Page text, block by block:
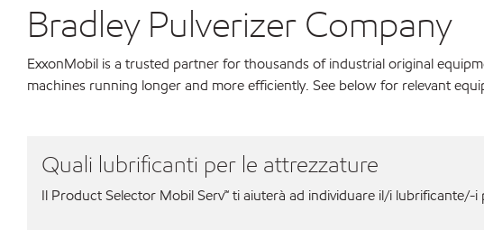
Bradley Pulverizer Company
ExxonMobil is a trusted partner for thousands of industrial original
machines running longer and more efficiently. See below for relevant
Quali lubrificanti per le attrezzature
Il Product Selector Mobil Serv℠ ti aiuterà ad individuare il/i lubrificante/-